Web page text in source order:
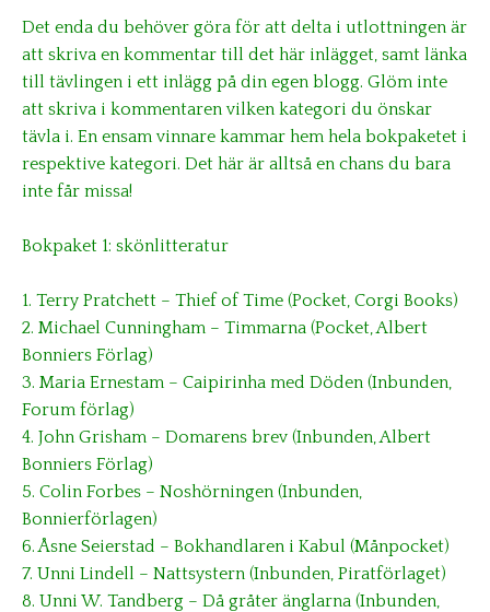
Det enda du behöver göra för att delta i utlottningen är
att skriva en kommentar till det här inlägget, samt länka
till tävlingen i ett inlägg på din egen blogg. Glöm inte
att skriva i kommentaren vilken kategori du önskar
tävla i. En ensam vinnare kammar hem hela bokpaketet i
respektive kategori. Det här är alltså en chans du bara
inte får missa!
Bokpaket 1: skönlitteratur
1. Terry Pratchett – Thief of Time (Pocket, Corgi Books)
2. Michael Cunningham – Timmarna (Pocket, Albert
Bonniers Förlag)
3. Maria Ernestam – Caipirinha med Döden (Inbunden,
Forum förlag)
4. John Grisham – Domarens brev (Inbunden, Albert
Bonniers Förlag)
5. Colin Forbes – Noshörningen (Inbunden,
Bonnierförlagen)
6. Åsne Seierstad – Bokhandlaren i Kabul (Månpocket)
7. Unni Lindell – Nattsystern (Inbunden, Piratförlaget)
8. Unni W. Tandberg – Då gråter änglarna (Inbunden,